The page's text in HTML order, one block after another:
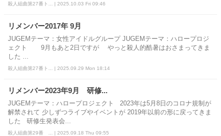
殺人組曲第27番ト... | 2025.10.03 Fri 09:46
リメンバー2017年 9月
JUGEMテーマ：女性アイドルグループ JUGEMテーマ：ハロープロジ
ェクト 9月もあと2日ですが やっと殺人的酷暑はおさまってきま
した ...
殺人組曲第27番ト... | 2025.09.29 Mon 18:14
リメンバー2023年9月 研修...
JUGEMテーマ：ハロープロジェクト 2023年は5月8日のコロナ規制が
解禁されて 少しずつライブやイベントが 2019年以前の形に戻ってきま
した 研修生発表会...
殺人組曲第29番 ... | 2025.09.18 Thu 09:55